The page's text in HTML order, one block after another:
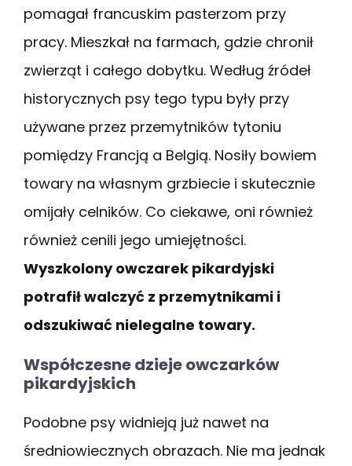
pomagał francuskim pasterzom przy
pracy. Mieszkał na farmach, gdzie chronił
zwierząt i całego dobytku. Według źródeł
historycznych psy tego typu były przy
używane przez przemytników tytoniu
pomiędzy Francją a Belgią. Nosiły bowiem
towary na własnym grzbiecie i skutecznie
omijały celników. Co ciekawe, oni również
również cenili jego umiejętności.
Wyszkolony owczarek pikardyjski
potrafił walczyć z przemytnikami i
odszukiwać nielegalne towary.
Współczesne dzieje owczarków
pikardyjskich
Podobne psy widnieją już nawet na
średniowiecznych obrazach. Nie ma jednak